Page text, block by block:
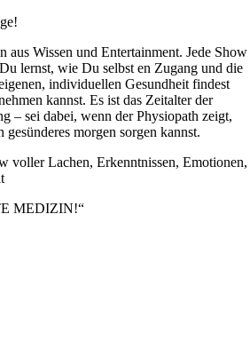
aus Wissen und Entertainment. Jede Show
lernst, wie Du selbst en Zugang und die
individuellen Gesundheit findest
kannst. Es ist das Zeitalter der
– sei dabei, wenn der Physiopath zeigt,
morgen sorgen kannst.
voller Lachen, Erkenntnissen, Emotionen,
MEDIZIN!“